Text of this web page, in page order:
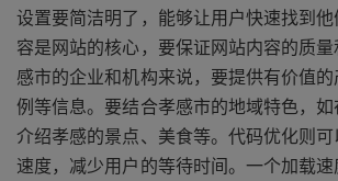
设置要简洁明了，能够让用户快速找到
容是网站的核心，要保证网站内容的质
感市的企业和机构来说，要提供有价值
例等信息。要结合孝感市的地域特色，
介绍孝感的景点、美食等。代码优化则
速度，减少用户的等待时间。一个加载